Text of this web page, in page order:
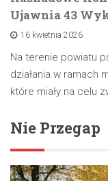
Ujawnia 43
16 kwietnia 2026
Na terenie powiatu
działania w ramach
które miały na celu
Nie Przegap